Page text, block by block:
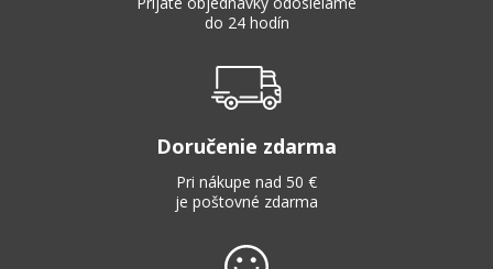
do 24 hodín
Doručenie zdarma
Pri nákupe nad 50 €
je poštovné zdarma